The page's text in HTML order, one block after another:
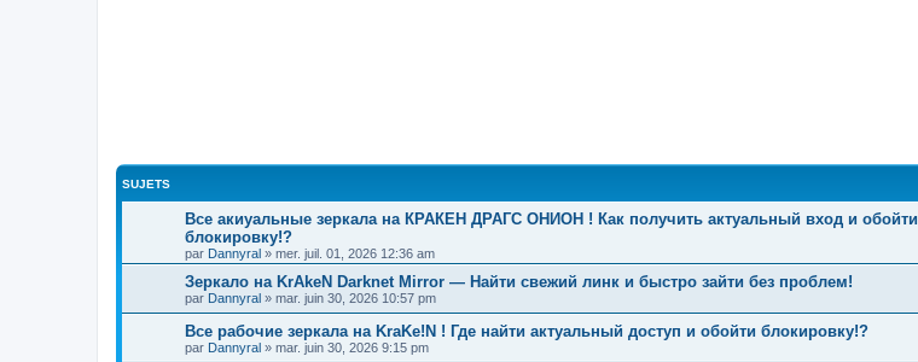
SUJETS
Все акиуальные зеркала на КРАКЕН ДРАГС ОНИОН ! Как получить актуальный вход и обойти
блокировку!?
par Dannyral » mer. juil. 01, 2026 12:36 am
Зеркало на KrAkeN Darknet Mirror — Найти свежий линк и быстро зайти без проблем!
par Dannyral » mar. juin 30, 2026 10:57 pm
Все рабочие зеркала на KraKe!N ! Где найти актуальный доступ и обойти блокировку!?
par Dannyral » mar. juin 30, 2026 9:15 pm